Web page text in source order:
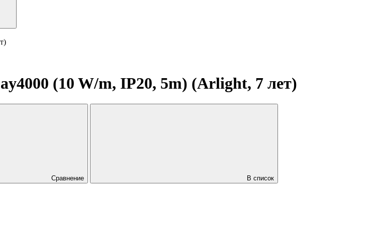
(10 W/m, IP20, 5m) (Arlight, 7 лет)
Сравнение
В список